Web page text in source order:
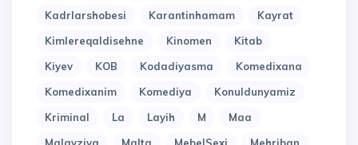
Kadrlarshobesi
Karantinhamam
Kayrat
Kimlereqaldisehne
Kinomen
Kitab
Kiyev
KOB Kodadiyasma
Komedixana
Komedixanim
Komediya
Konuldunyamiz
Kriminal
La Layih M
Maa